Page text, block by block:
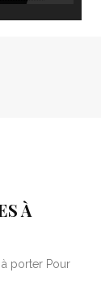
À
porter Pour